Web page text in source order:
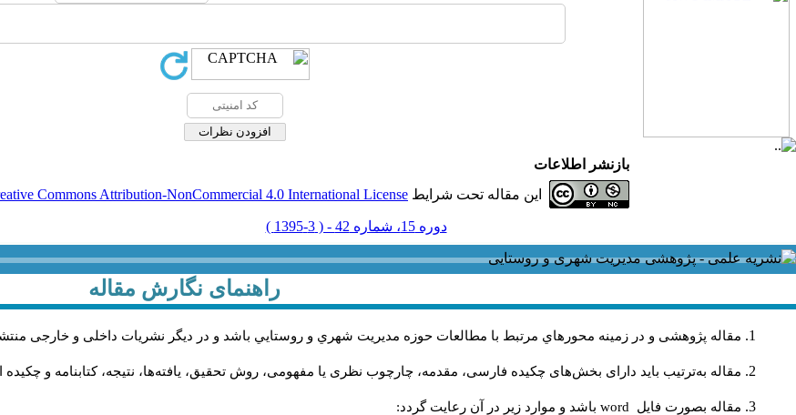
بازنشر اطلاعات
این مقاله تحت شرایط Commons Attribution-NonCommercial 4.0 International License
دوره 15، شماره 42 - ( 3-1395 )
راهنمای نگارش مقاله
مقاله پژوهشی و در زمینه محورهاي مرتبط با مطالعات حوزه مديريت شهري و روستايي باشد و در دیگر نشریات داخلی و خارجی
مقاله به‌ترتیب باید دارای بخش‌های چکیده فارسی، مقدمه، چارچوب نظری یا مفهومی، روش تحقیق، یافته‌ها، نتیجه، کتابنامه و چکیده
مقاله بصورت فايل word باشد و موارد زير در آن رعايت گردد: